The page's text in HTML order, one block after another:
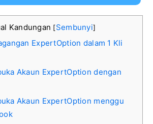
Kandungan [Sembunyi]
ExpertOption dalam 1 Kli
Akaun ExpertOption dengan
Akaun ExpertOption menggu